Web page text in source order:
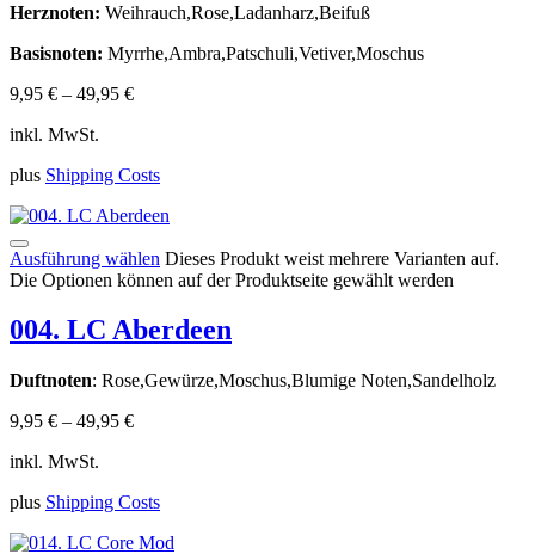
Herznoten: Weihrauch,Rose,Ladanharz,Beifuß
Basisnoten: Myrrhe,Ambra,Patschuli,Vetiver,Moschus
9,95 € – 49,95 €
inkl. MwSt.
plus Shipping Costs
Ausführung wählen Dieses Produkt weist mehrere Varianten auf.
Die Optionen können auf der Produktseite gewählt werden
004. LC Aberdeen
Duftnoten: Rose,Gewürze,Moschus,Blumige Noten,Sandelholz
9,95 € – 49,95 €
inkl. MwSt.
plus Shipping Costs